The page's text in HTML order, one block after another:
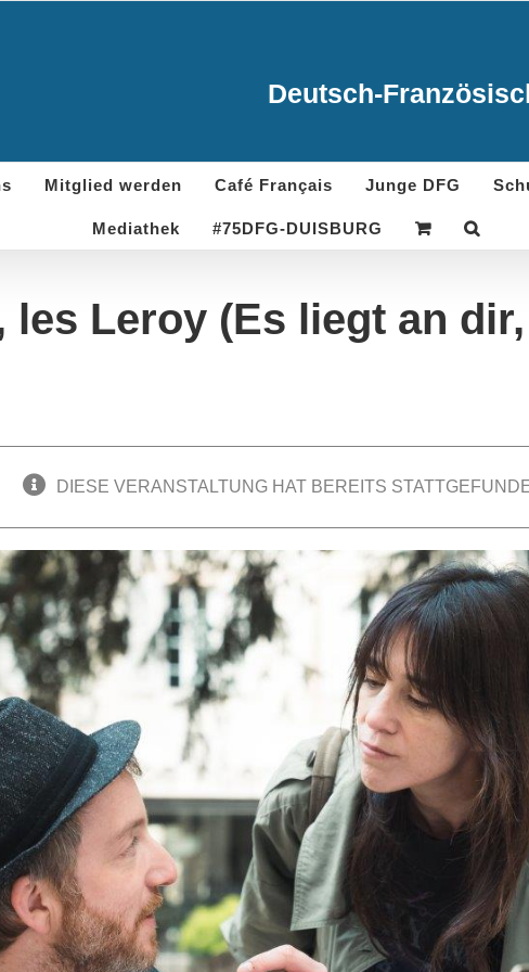
Deutsch-
Mitglied werden Café Français Junge DFG
Mediathek #75DFG-DUISBURG
les Leroy (Es liegt an
DIESE VERANSTALTUNG HAT BEREITS